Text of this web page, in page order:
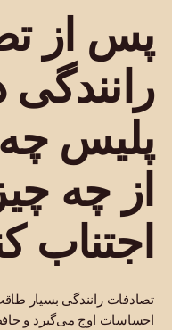
پس از
رانندگی
پلیس چه
از چه
اجتناب
تصادفات رانندگی بسیار
احساسات اوج می‌گیرد و